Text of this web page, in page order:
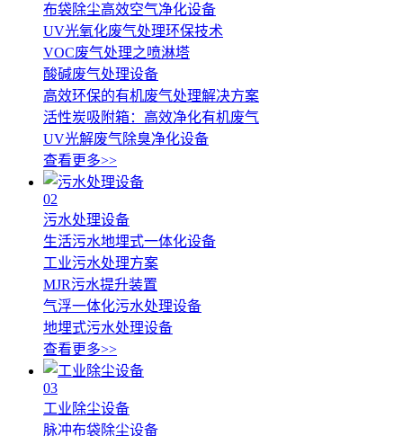
布袋除尘高效空气净化设备
UV光氧化废气处理环保技术
VOC废气处理之喷淋塔
酸碱废气处理设备
高效环保的有机废气处理解决方案
活性炭吸附箱：高效净化有机废气
UV光解废气除臭净化设备
查看更多>>
02
污水处理设备
生活污水地埋式一体化设备
工业污水处理方案
MJR污水提升装置
气浮一体化污水处理设备
地埋式污水处理设备
查看更多>>
03
工业除尘设备
脉冲布袋除尘设备